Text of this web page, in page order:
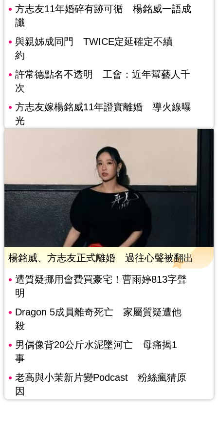
方志友11年婚碎有跡可循 楊銘威一語成
讖
與親姊成同門 TWICE定延確定不續
約
許常德點名不透明 工會：近年幫藝人千
次
方志友嫁楊銘威11年證實離婚 導火線曝
光
楊銘威、方志友正式離婚 過往心聲被翻出
遭質疑挪用會費買豪宅！曹雨婷813字聲
明
Dragon 5成員離奇死亡 家屬質疑遭他
殺
男偶像背20公斤水泥墜河亡 母痛揭1
事
老高與小茉新片變Podcast 粉絲瘋猜原
因